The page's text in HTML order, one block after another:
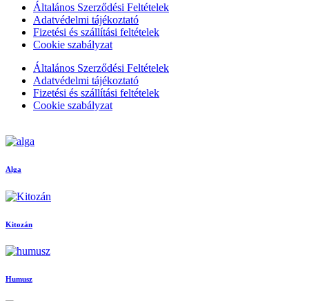
Általános Szerződési Feltételek
Adatvédelmi tájékoztató
Fizetési és szállítási feltételek
Cookie szabályzat
Általános Szerződési Feltételek
Adatvédelmi tájékoztató
Fizetési és szállítási feltételek
Cookie szabályzat
Alga
Kitozán
Humusz